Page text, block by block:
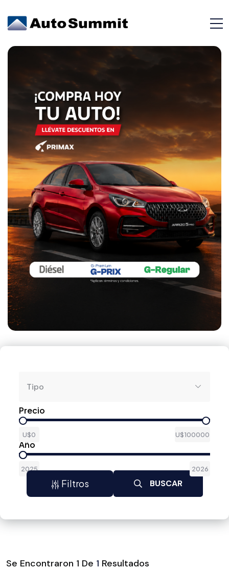
Cámara De
Retroceso Con
Líneas Guías
Tipo
Precio
U$0 U$100000
Año
2025 2026
Filtros BUSCAR
Se Encontraron 1 De 1 Resultados